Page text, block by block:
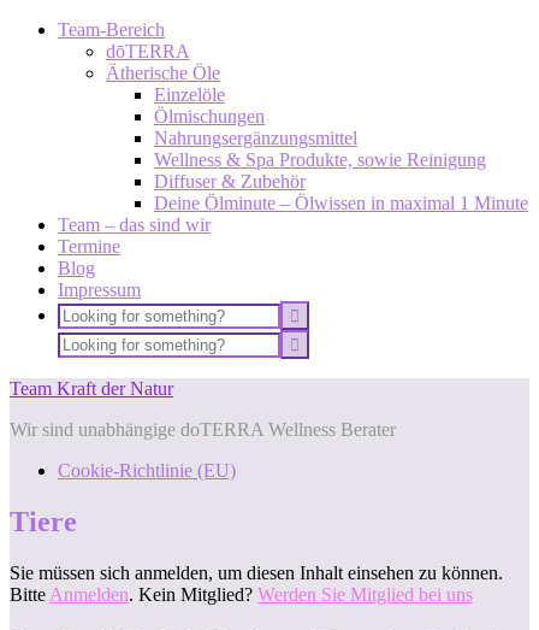
Team-Bereich
dōTERRA
Ätherische Öle
Einzelöle
Ölmischungen
Nahrungsergänzungsmittel
Wellness & Spa Produkte, sowie Reinigung
Diffuser & Zubehör
Deine Ölminute – Ölwissen in maximal 1 Minute
Team – das sind wir
Termine
Blog
Impressum
Team Kraft der Natur
Wir sind unabhängige doTERRA Wellness Berater
Cookie-Richtlinie (EU)
Tiere
Sie müssen sich anmelden, um diesen Inhalt einsehen zu können.
Bitte Anmelden. Kein Mitglied? Werden Sie Mitglied bei uns